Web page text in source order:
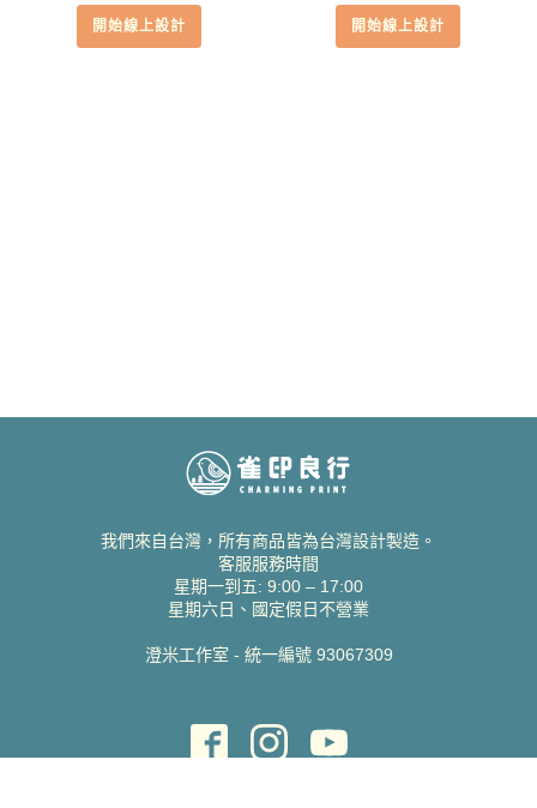
開始線上設計 開始線上設計
我們來自台灣，所有商品皆為台灣設計製造。
客服服務時間
星期一到五: 9:00 – 17:00
星期六日、國定假日不營業
澄米工作室 - 統一編號 93067309